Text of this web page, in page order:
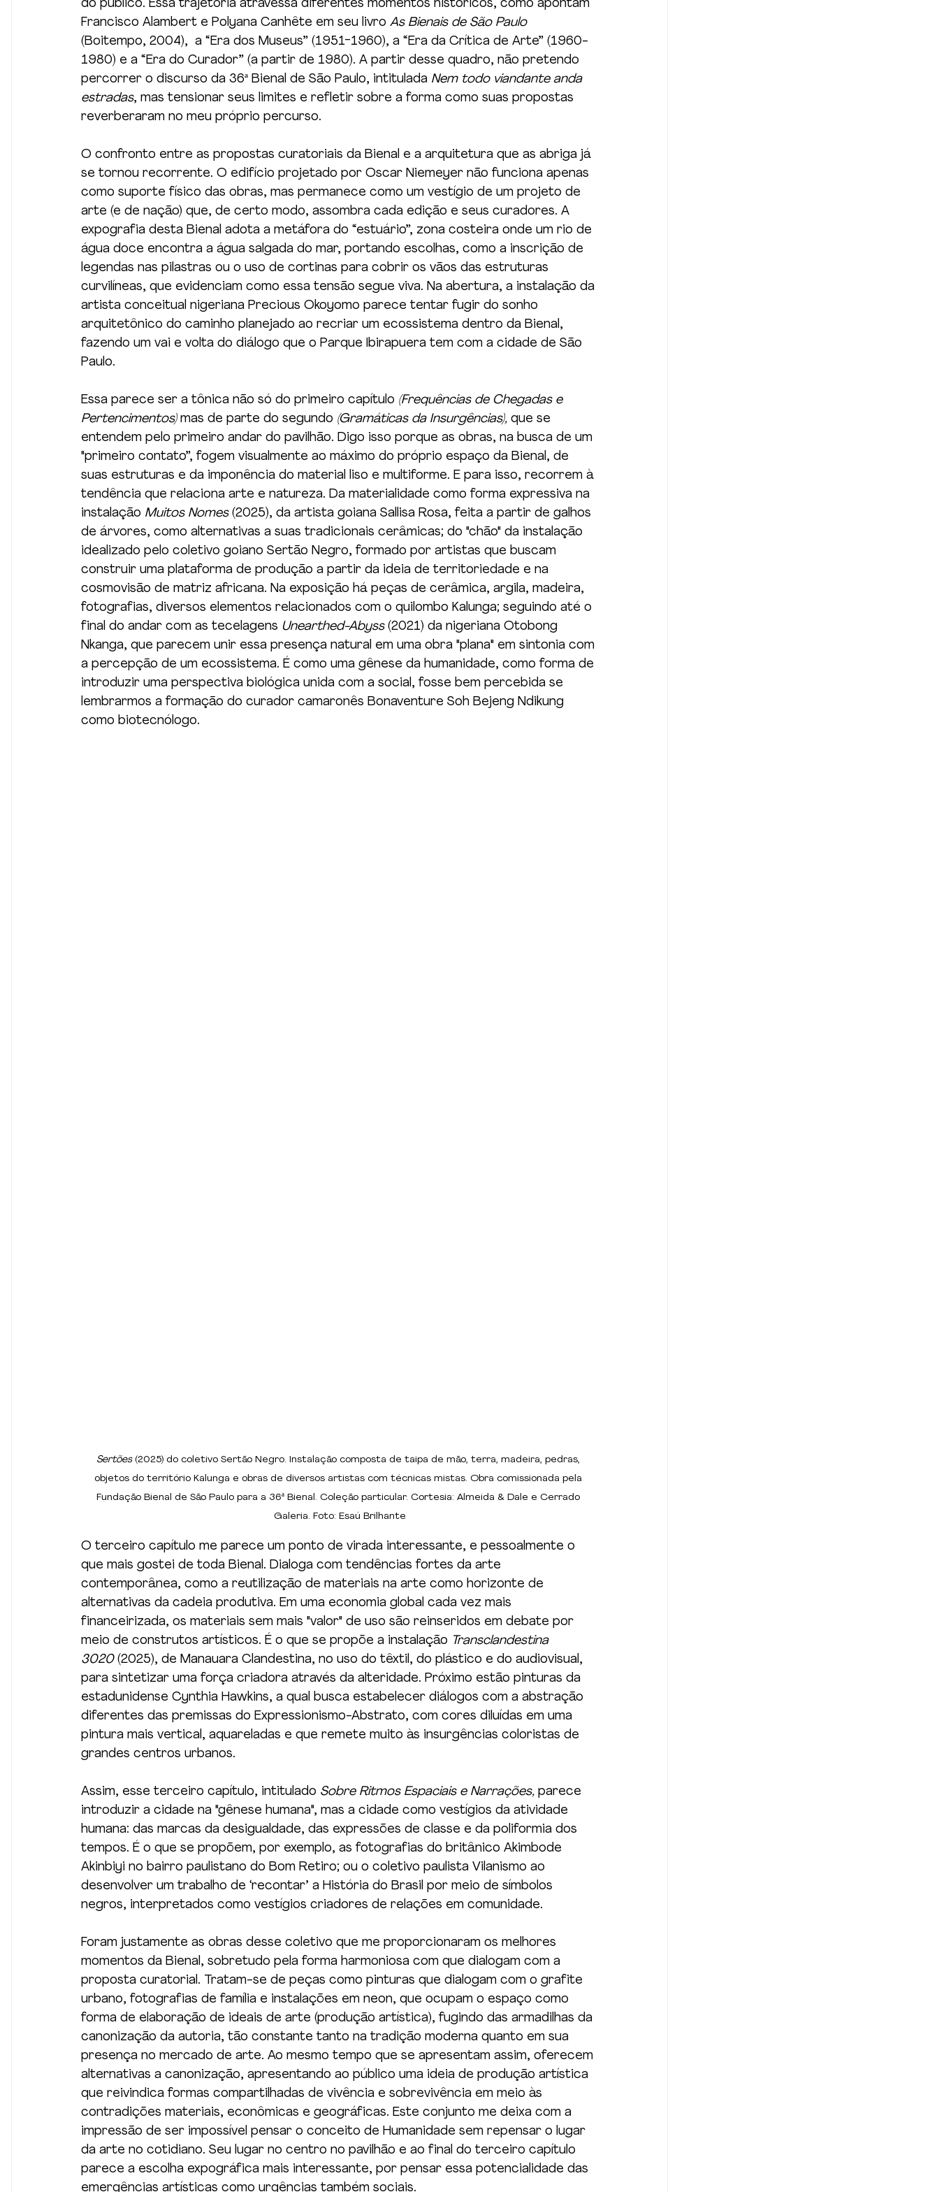
do público. Essa trajetória atravessa diferentes momentos históricos, como apontam
Francisco Alambert e Polyana Canhête em seu livro As Bienais de São Paulo
(Boitempo, 2004),  a “Era dos Museus” (1951-1960), a “Era da Crítica de Arte” (1960-
1980) e a “Era do Curador” (a partir de 1980). A partir desse quadro, não pretendo
percorrer o discurso da 36ª Bienal de São Paulo, intitulada Nem todo viandante anda
estradas, mas tensionar seus limites e refletir sobre a forma como suas propostas
reverberaram no meu próprio percurso.
O confronto entre as propostas curatoriais da Bienal e a arquitetura que as abriga já
se tornou recorrente. O edifício projetado por Oscar Niemeyer não funciona apenas
como suporte físico das obras, mas permanece como um vestígio de um projeto de
arte (e de nação) que, de certo modo, assombra cada edição e seus curadores. A
expografia desta Bienal adota a metáfora do “estuário”, zona costeira onde um rio de
água doce encontra a água salgada do mar, portando escolhas, como a inscrição de
legendas nas pilastras ou o uso de cortinas para cobrir os vãos das estruturas
curvilíneas, que evidenciam como essa tensão segue viva. Na abertura, a instalação da
artista conceitual nigeriana Precious Okoyomo parece tentar fugir do sonho
arquitetônico do caminho planejado ao recriar um ecossistema dentro da Bienal,
fazendo um vai e volta do diálogo que o Parque Ibirapuera tem com a cidade de São
Paulo.
Essa parece ser a tônica não só do primeiro capítulo (Frequências de Chegadas e
Pertencimentos) mas de parte do segundo (Gramáticas da Insurgências), que se
entendem pelo primeiro andar do pavilhão. Digo isso porque as obras, na busca de um
"primeiro contato”, fogem visualmente ao máximo do próprio espaço da Bienal, de
suas estruturas e da imponência do material liso e multiforme. E para isso, recorrem à
tendência que relaciona arte e natureza. Da materialidade como forma expressiva na
instalação Muitos Nomes (2025), da artista goiana Sallisa Rosa, feita a partir de galhos
de árvores, como alternativas a suas tradicionais cerâmicas; do "chão" da instalação
idealizado pelo coletivo goiano Sertão Negro, formado por artistas que buscam
construir uma plataforma de produção a partir da ideia de territoriedade e na
cosmovisão de matriz africana. Na exposição há peças de cerâmica, argila, madeira,
fotografias, diversos elementos relacionados com o quilombo Kalunga; seguindo até o
final do andar com as tecelagens Unearthed-Abyss (2021) da nigeriana Otobong
Nkanga, que parecem unir essa presença natural em uma obra "plana" em sintonia com
a percepção de um ecossistema. É como uma gênese da humanidade, como forma de
introduzir uma perspectiva biológica unida com a social, fosse bem percebida se
lembrarmos a formação do curador camaronês Bonaventure Soh Bejeng Ndikung
como biotecnólogo.
Sertões (2025) do coletivo Sertão Negro. Instalação composta de taipa de mão, terra, madeira, pedras,
objetos do território Kalunga e obras de diversos artistas com técnicas mistas. Obra comissionada pela
Fundação Bienal de São Paulo para a 36ª Bienal. Coleção particular. Cortesia: Almeida & Dale e Cerrado
Galeria. Foto: Esaú Brilhante
O terceiro capítulo me parece um ponto de virada interessante, e pessoalmente o
que mais gostei de toda Bienal. Dialoga com tendências fortes da arte
contemporânea, como a reutilização de materiais na arte como horizonte de
alternativas da cadeia produtiva. Em uma economia global cada vez mais
financeirizada, os materiais sem mais "valor" de uso são reinseridos em debate por
meio de construtos artísticos. É o que se propõe a instalação Transclandestina
3020 (2025), de Manauara Clandestina, no uso do têxtil, do plástico e do audiovisual,
para sintetizar uma força criadora através da alteridade. Próximo estão pinturas da
estadunidense Cynthia Hawkins, a qual busca estabelecer diálogos com a abstração
diferentes das premissas do Expressionismo-Abstrato, com cores diluídas em uma
pintura mais vertical, aquareladas e que remete muito às insurgências coloristas de
grandes centros urbanos.
Assim, esse terceiro capítulo, intitulado Sobre Ritmos Espaciais e Narrações, parece
introduzir a cidade na "gênese humana", mas a cidade como vestígios da atividade
humana: das marcas da desigualdade, das expressões de classe e da poliformia dos
tempos. É o que se propõem, por exemplo, as fotografias do britânico Akimbode
Akinbiyi no bairro paulistano do Bom Retiro; ou o coletivo paulista Vilanismo ao
desenvolver um trabalho de ‘recontar’ a História do Brasil por meio de símbolos
negros, interpretados como vestígios criadores de relações em comunidade.
Foram justamente as obras desse coletivo que me proporcionaram os melhores
momentos da Bienal, sobretudo pela forma harmoniosa com que dialogam com a
proposta curatorial. Tratam-se de peças como pinturas que dialogam com o grafite
urbano, fotografias de família e instalações em neon, que ocupam o espaço como
forma de elaboração de ideais de arte (produção artística), fugindo das armadilhas da
canonização da autoria, tão constante tanto na tradição moderna quanto em sua
presença no mercado de arte. Ao mesmo tempo que se apresentam assim, oferecem
alternativas a canonização, apresentando ao público uma ideia de produção artística
que reivindica formas compartilhadas de vivência e sobrevivência em meio às
contradições materiais, econômicas e geográficas. Este conjunto me deixa com a
impressão de ser impossível pensar o conceito de Humanidade sem repensar o lugar
da arte no cotidiano. Seu lugar no centro no pavilhão e ao final do terceiro capítulo
parece a escolha expográfica mais interessante, por pensar essa potencialidade das
emergências artísticas como urgências também sociais.